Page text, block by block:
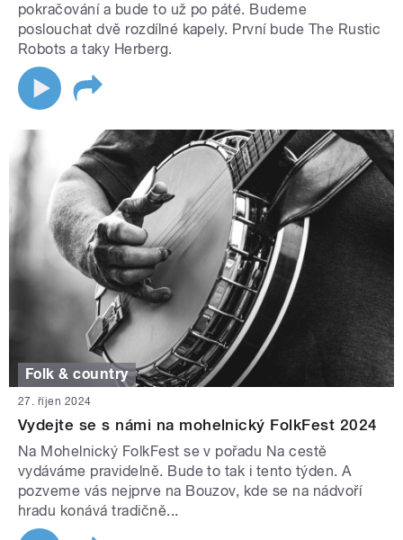
pokračování a bude to už po páté. Budeme
poslouchat dvě rozdílné kapely. První bude The Rustic
Robots a taky Herberg.
Folk & country
27. říjen 2024
Vydejte se s námi na mohelnický FolkFest 2024
Na Mohelnický FolkFest se v pořadu Na cestě
vydáváme pravidelně. Bude to tak i tento týden. A
pozveme vás nejprve na Bouzov, kde se na nádvoří
hradu konává tradičně...